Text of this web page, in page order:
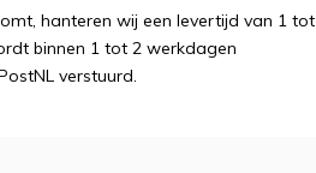
hanteren wij een levertijd van 1 tot
binnen 1 tot 2 werkdagen
verstuurd.